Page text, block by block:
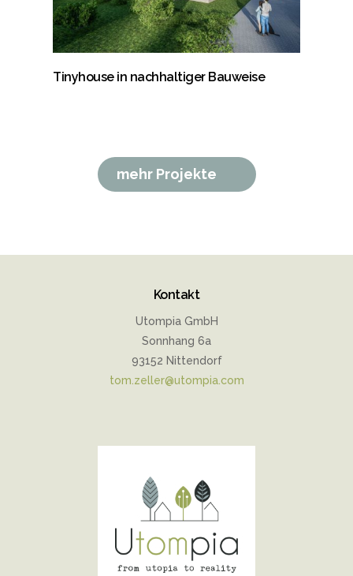
Tinyhouse in nachhaltiger Bauweise
mehr Projekte
Kontakt
Utompia GmbH
Sonnhang 6a
93152 Nittendorf
tom.zeller@utompia.com